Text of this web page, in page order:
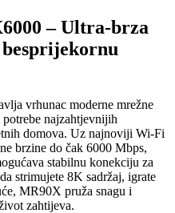
– Ultra-brza
vrhunac moderne mrežne
najzahtjevnijih
domova. Uz najnoviji Wi-Fi
brzine do čak 6000 Mbps,
stabilnu konekciju za
strimujete 8K sadržaj, igrate
MR90X pruža snagu i
zahtijeva.